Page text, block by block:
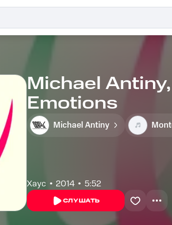
Michael
Emotions
Michael Antiny
Хаус 2014 5:52
СЛУШАТЬ